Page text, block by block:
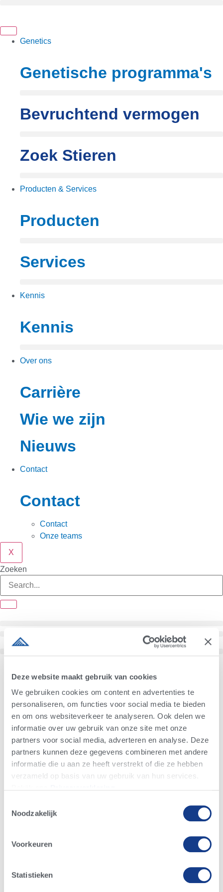
Deze website maakt gebruik van cookies
We gebruiken cookies om content en advertenties te
personaliseren, om functies voor social media te bieden
en om ons websiteverkeer te analyseren. Ook delen we
informatie over uw gebruik van onze site met onze
partners voor social media, adverteren en analyse. Deze
partners kunnen deze gegevens combineren met andere
informatie die u aan ze heeft verstrekt of die ze hebben
verzameld op basis van uw gebruik van hun services.
Noodzakelijk
Voorkeuren
Statistieken
de
inhoudGenetics
Genetische programma's
Bevruchtend vermogen
Zoek Stieren
Producten & Services
Producten
Services
Kennis
Kennis
Over ons
Carrière
Wie we zijn
Nieuws
Contact
Contact
Contact
Onze teams
X
Zoeken
Kennis en
nieuws